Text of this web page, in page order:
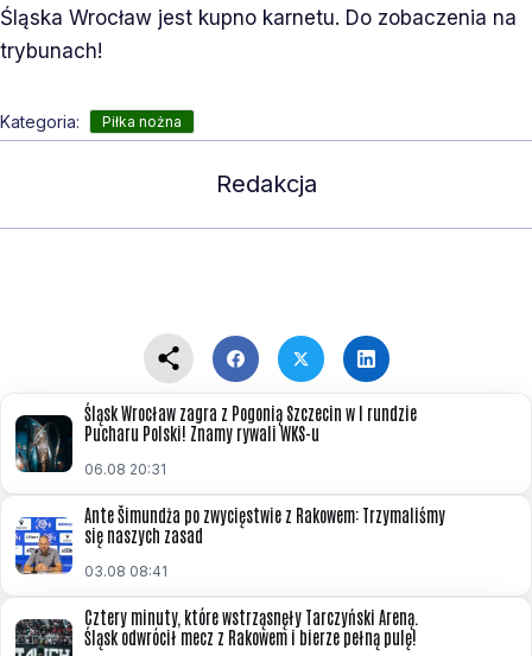
Śląska Wrocław jest kupno karnetu. Do zobaczenia na
trybunach!
Kategoria: Piłka nożna
Redakcja
Śląsk Wrocław zagra z Pogonią Szczecin w I rundzie
Pucharu Polski! Znamy rywali WKS-u
06.08 20:31
Ante Šimundża po zwycięstwie z Rakowem: Trzymaliśmy
się naszych zasad
03.08 08:41
Cztery minuty, które wstrząsnęły Tarczyński Areną.
Śląsk odwrócił mecz z Rakowem i bierze pełną pulę!